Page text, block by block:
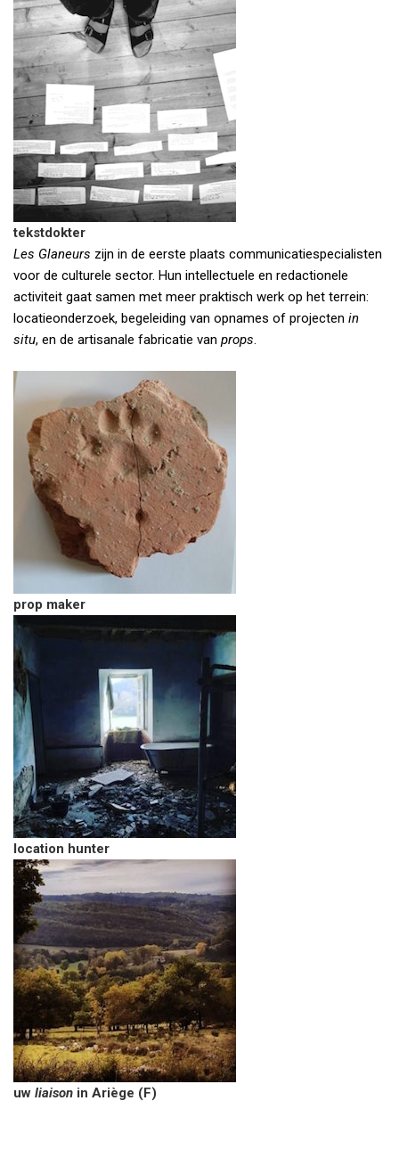
tekstdokter
Les Glaneurs zijn in de eerste plaats communicatiespecialisten
voor de culturele sector. Hun intellectuele en redactionele
activiteit gaat samen met meer praktisch werk op het terrein:
locatieonderzoek, begeleiding van opnames of projecten in
situ, en de artisanale fabricatie van props.
prop maker
location hunter
uw liaison in Ariège (F)